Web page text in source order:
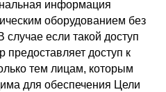
информация
оборудованием без
случае если такой доступ
предоставляет доступ к
тем лицам, которым
для обеспечения Цели